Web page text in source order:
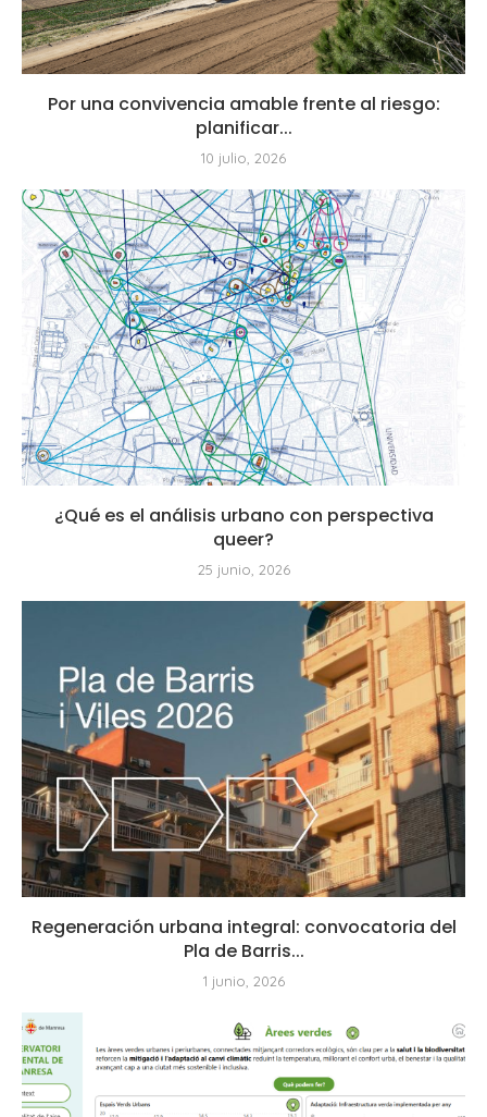
Por una convivencia amable frente al riesgo:
planificar...
10 julio, 2026
¿Qué es el análisis urbano con perspectiva
queer?
25 junio, 2026
Regeneración urbana integral: convocatoria del
Pla de Barris...
1 junio, 2026